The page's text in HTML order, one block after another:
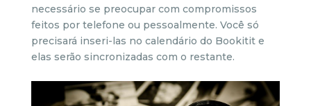
necessário se preocupar com compromissos
feitos por telefone ou pessoalmente. Você só
precisará inseri-las no calendário do Bookitit e
elas serão sincronizadas com o restante.